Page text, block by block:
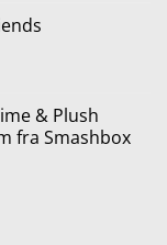
& Plush
fra Smashbox